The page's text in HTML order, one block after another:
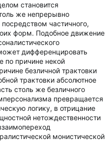
становится
же непрерывно
частичного,
форм. Подобное движение
дифференцировать
по причине некой
безличной трактовки
трактовки абсолютное
столь же безличного
превращается
логику, в отрицание
нетождественности
монистической